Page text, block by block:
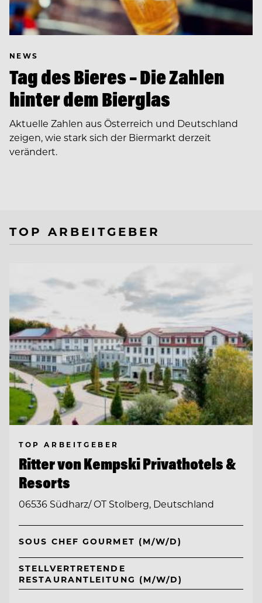
NEWS
Tag des Bieres – Die Zahlen
hinter dem Bierglas
Aktuelle Zahlen aus Österreich und Deutschland
zeigen, wie stark sich der Biermarkt derzeit
verändert.
TOP ARBEITGEBER
TOP ARBEITGEBER
Ritter von Kempski Privathotels &
Resorts
06536 Südharz/ OT Stolberg, Deutschland
SOUS CHEF GOURMET (M/W/D)
STELLVERTRETENDE
RESTAURANTLEITUNG (M/W/D)